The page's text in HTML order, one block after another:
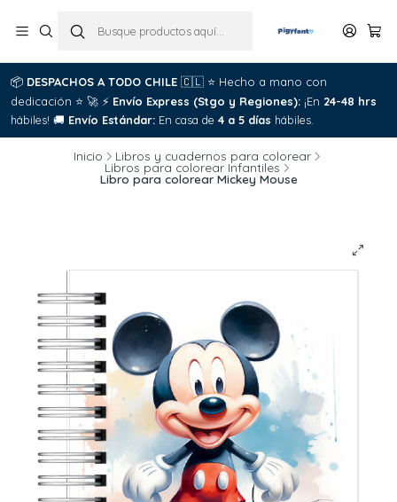
📦 DESPACHOS A TODO CHILE 🇨🇱 ⭐ Hecho a mano con
dedicación ⭐ 🚀 ⚡ Envío Express (Stgo y Regiones): ¡En 24-48 hrs
hábiles! 🚚 Envío Estándar: En casa de 4 a 5 días hábiles.
Inicio Libros y cuadernos para colorear
Libros para colorear Infantiles
Libro para colorear Mickey Mouse